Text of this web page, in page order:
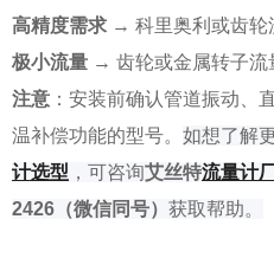
高精度需求 → 科里奥利或齿轮
极小流量 → 齿轮或金属转子流
注意 ：安装前确认管道振动、
温补偿功能的型号。 如想了解
计选型 ，可咨询艾丝特流量计
2426 （微信同号） 获取帮助。